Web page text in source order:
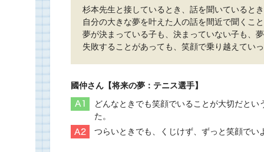
杉本先生と接しているとき、話を聞いていると
自分の大きな夢を叶えた人の話を間近で聞くこ
夢が決まっている子も、決まっていない子も、
失敗することがあっても、笑顔で乗り越えてい
國仲さん【将来の夢：テニス選手】
どんなときでも笑顔でいることが大切だとい
た。
つらいときでも、くじけず、ずっと笑顔でい